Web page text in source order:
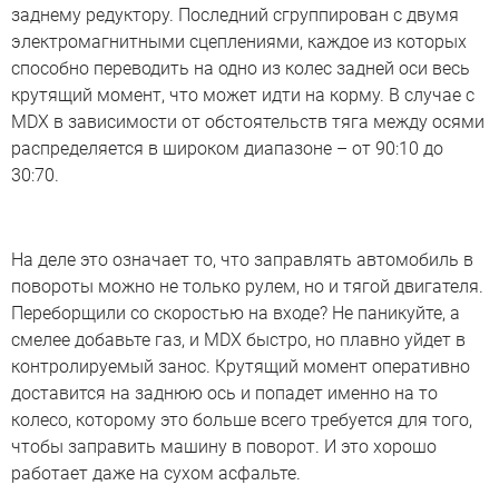
заднему редуктору. Последний сгруппирован с двумя
электромагнитными сцеплениями, каждое из которых
способно переводить на одно из колес задней оси весь
крутящий момент, что может идти на корму. В случае с
MDX в зависимости от обстоятельств тяга между осями
распределяется в широком диапазоне – от 90:10 до
30:70.
На деле это означает то, что заправлять автомобиль в
повороты можно не только рулем, но и тягой двигателя.
Переборщили со скоростью на входе? Не паникуйте, а
смелее добавьте газ, и MDX быстро, но плавно уйдет в
контролируемый занос. Крутящий момент оперативно
доставится на заднюю ось и попадет именно на то
колесо, которому это больше всего требуется для того,
чтобы заправить машину в поворот. И это хорошо
работает даже на сухом асфальте.